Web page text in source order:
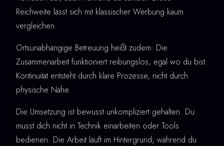
Reichweite lässt sich mit klassischer Werbung kaum
vergleichen.
Ortsunabhängige Betreuung heißt zudem: Die
Zusammenarbeit funktioniert reibungslos, egal wo du bist.
Kontinuität entsteht durch klare Prozesse, nicht durch
physische Nähe.
Die Umsetzung ist bewusst unkompliziert gehalten. Du
musst dich nicht in Technik einarbeiten oder Tools
bedienen. Die Arbeit läuft im Hintergrund, während du